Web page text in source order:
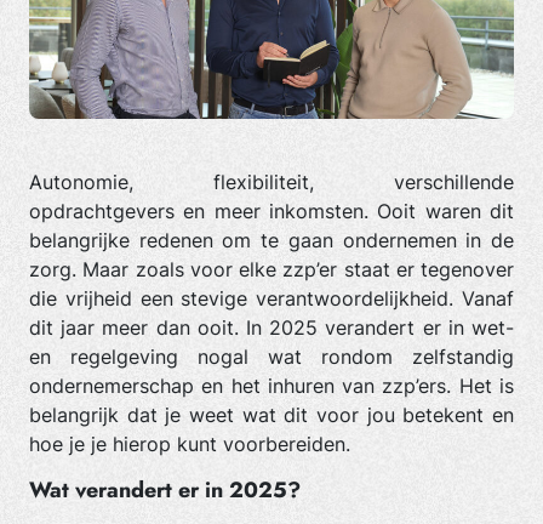
Autonomie, flexibiliteit, verschillende
opdrachtgevers en meer inkomsten. Ooit waren dit
belangrijke redenen om te gaan ondernemen in de
zorg. Maar zoals voor elke zzp’er staat er tegenover
die vrijheid een stevige verantwoordelijkheid. Vanaf
dit jaar meer dan ooit. In 2025 verandert er in wet-
en regelgeving nogal wat rondom zelfstandig
ondernemerschap en het inhuren van zzp’ers. Het is
belangrijk dat je weet wat dit voor jou betekent en
hoe je je hierop kunt voorbereiden.
Wat verandert er in 2025?